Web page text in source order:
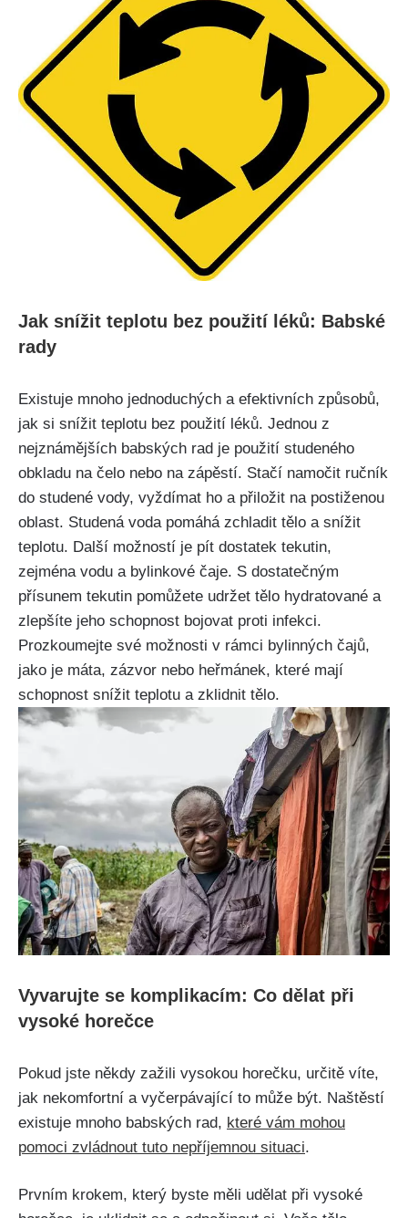
Jak snížit teplotu bez⁢ použití léků:‍ Babské
rady
Existuje mnoho jednoduchých a efektivních způsobů,
jak si snížit teplotu bez použití léků. Jednou z
nejznámějších babských rad je použití studeného
obkladu na čelo⁣ nebo na zápěstí. Stačí namočit⁤ ručník
do studené vody, vyždímat ⁣ho a přiložit na postiženou
oblast. Studená voda pomáhá zchladit ‌tělo a snížit
teplotu. Další možností je​ pít⁢ dostatek tekutin,
zejména vodu a bylinkové čaje.‌ S dostatečným
přísunem tekutin pomůžete udržet tělo hydratované a
zlepšíte jeho schopnost ​bojovat proti infekci.
Prozkoumejte své možnosti v rámci bylinných čajů,
jako je máta, zázvor nebo‍ heřmánek, které mají
schopnost snížit ⁢teplotu‍ a zklidnit⁤ tělo.
Vyvarujte se komplikacím: ⁤Co dělat při
vysoké horečce
Pokud jste někdy zažili vysokou horečku, určitě víte,
jak nekomfortní a vyčerpávající to může být. Naštěstí
existuje mnoho babských rad, které ‌vám⁣ mohou
pomoci zvládnout tuto nepříjemnou situaci.
Prvním krokem, který byste měli⁣ udělat při vysoké